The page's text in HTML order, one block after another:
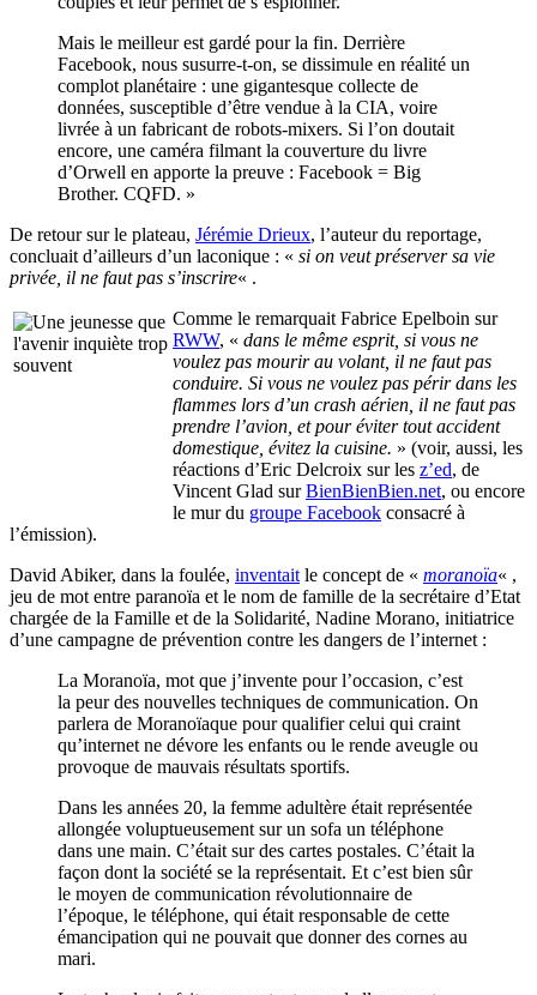
Mais le meilleur est gardé pour la fin. Derrière
Facebook, nous susurre-t-on, se dissimule en réalité un
complot planétaire : une gigantesque collecte de
données, susceptible d’être vendue à la CIA, voire
livrée à un fabricant de robots-mixers. Si l’on doutait
encore, une caméra filmant la couverture du livre
d’Orwell en apporte la preuve : Facebook = Big
Brother. CQFD. »
De retour sur le plateau, Jérémie Drieux, l’auteur du reportage,
concluait d’ailleurs d’un laconique : « si on veut préserver sa vie
privée, il ne faut pas s’inscrire« .
Comme le remarquait Fabrice Epelboin sur
RWW, « dans le même esprit, si vous ne
voulez pas mourir au volant, il ne faut pas
conduire. Si vous ne voulez pas périr dans les
flammes lors d’un crash aérien, il ne faut pas
prendre l’avion, et pour éviter tout accident
domestique, évitez la cuisine. » (voir, aussi, les
réactions d’Eric Delcroix sur les z’ed, de
Vincent Glad surBienBienBien.net, ou encore
le mur du groupe Facebook consacré à
l’émission).
David Abiker, dans la foulée, inventait le concept de « moranoïa« ,
jeu de mot entre paranoïa et le nom de famille de la secrétaire d’Etat
chargée de la Famille et de la Solidarité, Nadine Morano, initiatrice
d’une campagne de prévention contre les dangers de l’internet :
La Moranoïa, mot que j’invente pour l’occasion, c’est
la peur des nouvelles techniques de communication. On
parlera de Moranoïaque pour qualifier celui qui craint
qu’internet ne dévore les enfants ou le rende aveugle ou
provoque de mauvais résultats sportifs.
Dans les années 20, la femme adultère était représentée
allongée voluptueusement sur un sofa un téléphone
dans une main. C’était sur des cartes postales. C’était la
façon dont la société se la représentait. Et c’est bien sûr
le moyen de communication révolutionnaire de
l’époque, le téléphone, qui était responsable de cette
émancipation qui ne pouvait que donner des cornes au
mari.